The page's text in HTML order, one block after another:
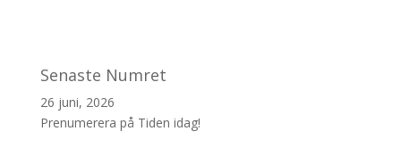
Senaste Numret
26 juni, 2026
Prenumerera på Tiden idag!